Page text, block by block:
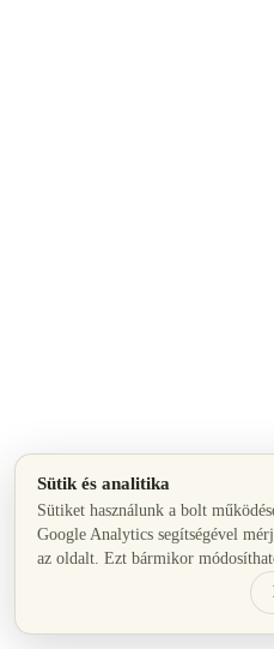
Sütik és analitika
Sütiket használunk a bolt
Google Analytics segítségével
az oldalt. Ezt bármikor